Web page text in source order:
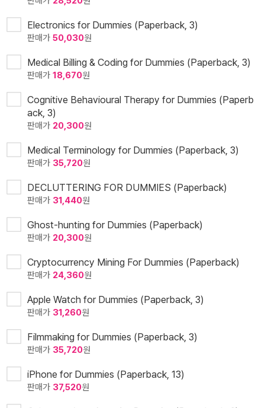
Electronics for Dummies (Paperback, 3)
판매가 50,030원
Medical Billing & Coding for Dummies (Paperback, 3)
판매가 18,670원
Cognitive Behavioural Therapy for Dummies (Paperb
ack, 3)
판매가 20,300원
Medical Terminology for Dummies (Paperback, 3)
판매가 35,720원
DECLUTTERING FOR DUMMIES (Paperback)
판매가 31,440원
Ghost-hunting for Dummies (Paperback)
판매가 20,300원
Cryptocurrency Mining For Dummies (Paperback)
판매가 24,360원
Apple Watch for Dummies (Paperback, 3)
판매가 31,260원
Filmmaking for Dummies (Paperback, 3)
판매가 35,720원
iPhone for Dummies (Paperback, 13)
판매가 37,520원